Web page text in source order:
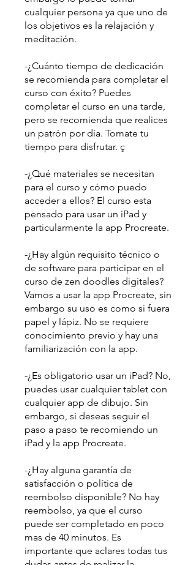
cualquier persona ya que uno de
los objetivos es la relajación y
meditación.
-¿Cuánto tiempo de dedicación
se recomienda para completar el
curso con éxito? Puedes
completar el curso en una tarde,
pero se recomienda que realices
un patrón por día. Tomate tu
tiempo para disfrutar. ç
-¿Qué materiales se necesitan
para el curso y cómo puedo
acceder a ellos? El curso esta
pensado para usar un iPad y
particularmente la app Procreate.
-¿Hay algún requisito técnico o
de software para participar en el
curso de zen doodles digitales?
Vamos a usar la app Procreate, sin
embargo su uso es como si fuera
papel y lápiz. No se requiere
conocimiento previo y hay una
familiarización con la app.
-¿Es obligatorio usar un iPad? No,
puedes usar cualquier tablet con
cualquier app de dibujo. Sin
embargo, si deseas seguir el
paso a paso te recomiendo un
iPad y la app Procreate.
-¿Hay alguna garantía de
satisfacción o política de
reembolso disponible? No hay
reembolso, ya que el curso
puede ser completado en poco
mas de 40 minutos. Es
importante que aclares todas tus